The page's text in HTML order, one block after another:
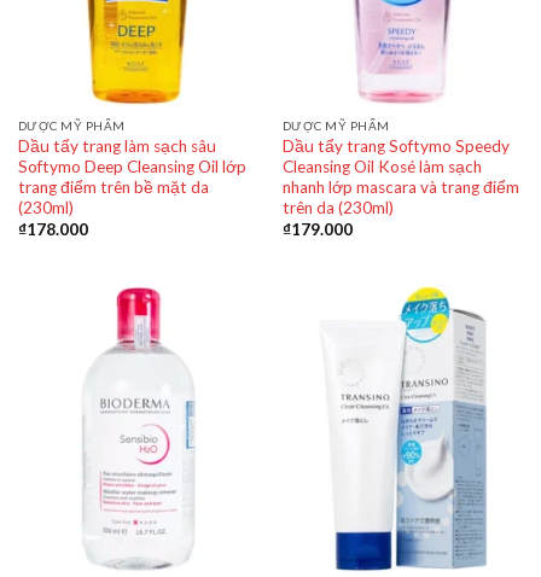
DƯỢC MỸ PHẨM
Dầu tẩy trang làm sạch sâu
Softymo Deep Cleansing Oil lớp
trang điểm trên bề mặt da
(230ml)
₫178.000
DƯỢC MỸ PHẨM
Dầu tẩy trang Softymo Speedy
Cleansing Oil Kosé làm sạch
nhanh lớp mascara và trang điểm
trên da (230ml)
₫179.000